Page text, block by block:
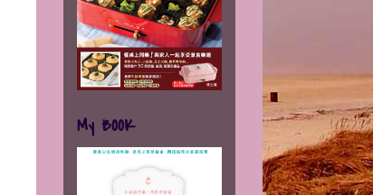
My BOOK